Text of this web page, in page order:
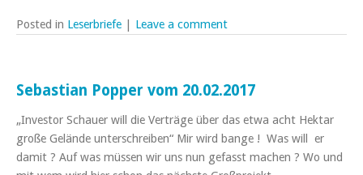
Posted in Leserbriefe | Leave a comment
Sebastian Popper vom 20.02.2017
„Investor Schauer will die Verträge über das etwa acht Hektar
große Gelände unterschreiben“ Mir wird bange ! Was will er
damit ? Auf was müssen wir uns nun gefasst machen ? Wo und